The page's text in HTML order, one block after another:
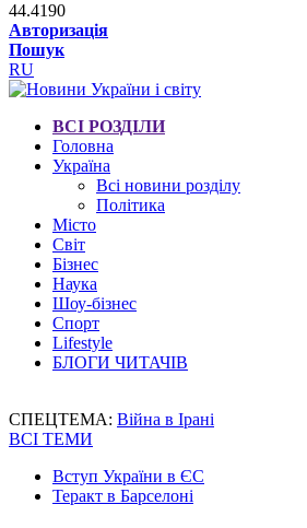
44.4190
Авторизація
Пошук
RU
ВСІ РОЗДІЛИ
Головна
Україна
Всі новини розділу
Політика
Місто
Світ
Бізнес
Наука
Шоу-бізнес
Спорт
Lifestyle
БЛОГИ ЧИТАЧІВ
СПЕЦТЕМА: Війна в Ірані
ВСІ ТЕМИ
Вступ України в ЄС
Теракт в Барселоні